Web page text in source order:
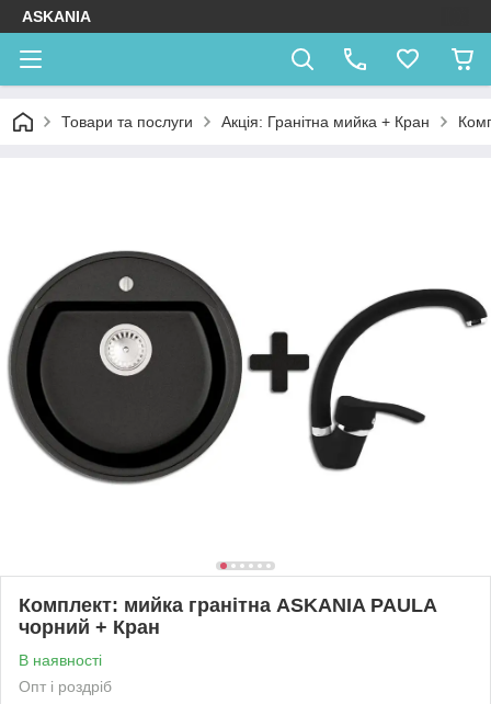
ASKANIA
Товари та послуги Акція: Гранітна мийка + Кран
Комплект: мийка гранітна ASKANIA PAULA
чорний + Кран
В наявності
Опт і роздріб